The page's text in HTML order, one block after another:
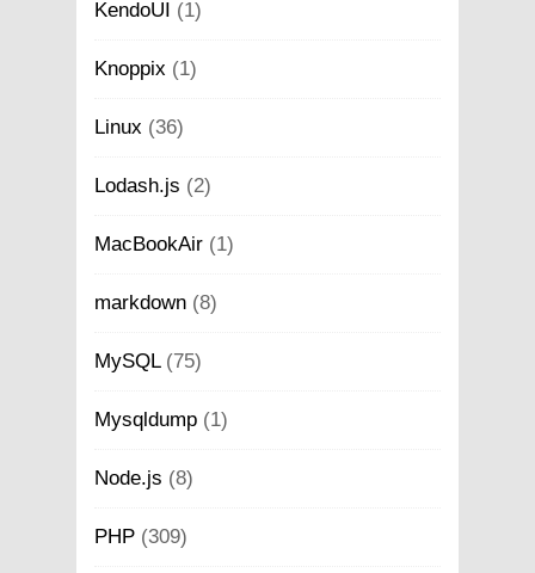
KendoUI (1)
Knoppix (1)
Linux (36)
Lodash.js (2)
MacBookAir (1)
markdown (8)
MySQL(75)
Mysqldump (1)
Node.js (8)
PHP (309)